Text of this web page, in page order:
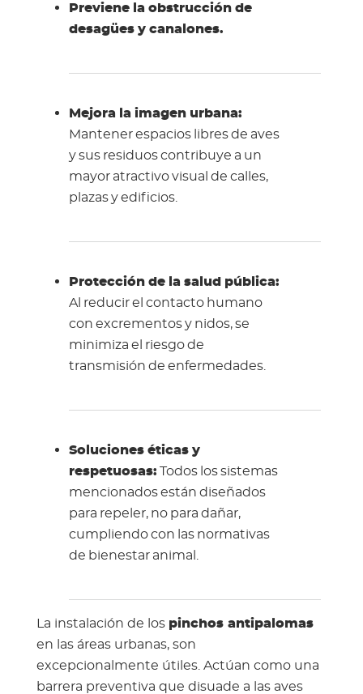
Previene la obstrucción de
desagües y canalones.
Mejora la imagen urbana:
Mantener espacios libres de aves
y sus residuos contribuye a un
mayor atractivo visual de calles,
plazas y edificios.
Protección de la salud pública:
Al reducir el contacto humano
con excrementos y nidos, se
minimiza el riesgo de
transmisión de enfermedades.
Soluciones éticas y
respetuosas: Todos los sistemas
mencionados están diseñados
para repeler, no para dañar,
cumpliendo con las normativas
de bienestar animal.
La instalación de los pinchos antipalomas
en las áreas urbanas, son
excepcionalmente útiles. Actúan como una
barrera preventiva que disuade a las aves